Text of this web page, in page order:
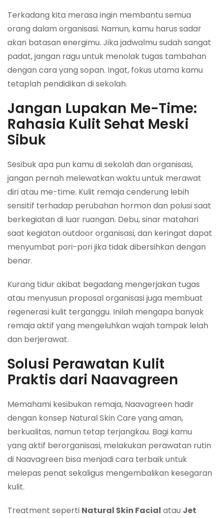
Terkadang kita merasa ingin membantu semua
orang dalam organisasi. Namun, kamu harus sadar
akan batasan energimu. Jika jadwalmu sudah sangat
padat, jangan ragu untuk menolak tugas tambahan
dengan cara yang sopan. Ingat, fokus utama kamu
tetaplah pendidikan di sekolah.
Jangan Lupakan Me-Time:
Rahasia Kulit Sehat Meski
Sibuk
Sesibuk apa pun kamu di sekolah dan organisasi,
jangan pernah melewatkan waktu untuk merawat
diri atau me-time. Kulit remaja cenderung lebih
sensitif terhadap perubahan hormon dan polusi saat
berkegiatan di luar ruangan. Debu, sinar matahari
saat kegiatan outdoor organisasi, dan keringat dapat
menyumbat pori-pori jika tidak dibersihkan dengan
benar.
Kurang tidur akibat begadang mengerjakan tugas
atau menyusun proposal organisasi juga membuat
regenerasi kulit terganggu. Inilah mengapa banyak
remaja aktif yang mengeluhkan wajah tampak lelah
dan berjerawat.
Solusi Perawatan Kulit
Praktis dari Naavagreen
Memahami kesibukan remaja, Naavagreen hadir
dengan konsep Natural Skin Care yang aman,
berkualitas, namun tetap terjangkau. Bagi kamu
yang aktif berorganisasi, melakukan perawatan rutin
di Naavagreen bisa menjadi cara terbaik untuk
melepas penat sekaligus mengembalikan kesegaran
kulit.
Treatment seperti Natural Skin Facial atau Jet